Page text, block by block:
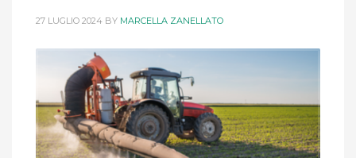
27 LUGLIO 2024 BY MARCELLA ZANELLATO